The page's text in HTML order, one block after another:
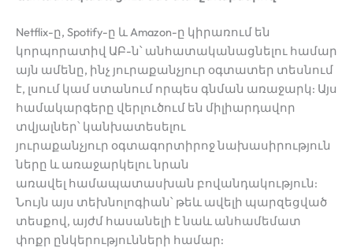
Netflix-ը, Spotify-ը և Amazon-ը կիրառում են
կորպորատիվ ԱԲ-ն՝ անհատականացնելու համար
այն ամենը, ինչ յուրաքանչյուր օգտատեր տեսնում
է, լսում կամ ստանում որպես գնման առաջարկ: Այս
համակարգերը վերլուծում են միլիարդավոր
տվյալներ՝ կանխատեսելու
յուրաքանչյուր օգտագորտիրոջ նախասիրություն
ները և առաջարկելու նրան
առավել համապատասխան բովանդակություն:
Նույն այս տեխնոլոգիան՝ թեև ավելի պարզեցված
տեսքով, այժմ հասանելի է նաև անհամեմատ
փոքր ընկերությունների համար: